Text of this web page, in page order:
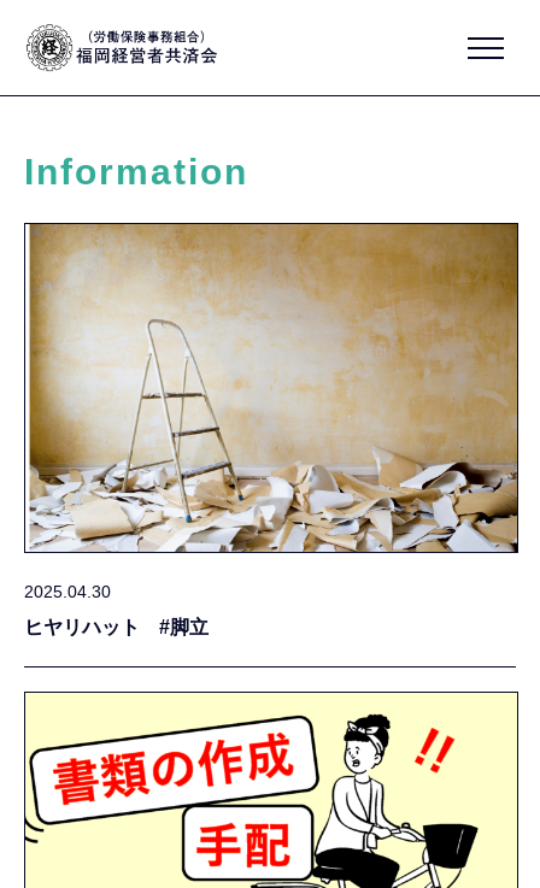
Information
2025.04.30
ヒヤリハット #脚立